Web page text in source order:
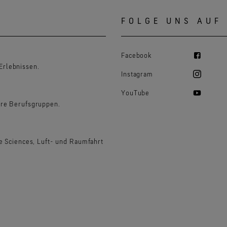
Berufsgruppen.
Sciences, Luft- und Raumfahrt
FOLGE UNS AUF
Facebook
Instagram
YouTube